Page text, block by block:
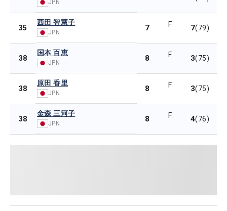
JPN
35
西田 智慧子
JPN 7 F 7(79)
38
国本 百恵
JPN 8 F 3(75)
38
原田 香里
JPN 8 F 3(75)
38
金森 三河子
JPN 8 F 4(76)